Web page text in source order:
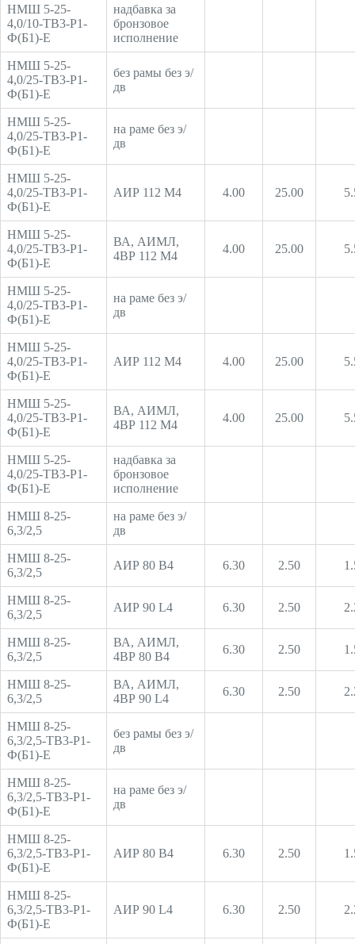
НМШ 5-25-
4,0/10-ТВ3-Р1-
Ф(Б1)-Е
надбавка за
бронзовое
исполнение
НМШ 5-25-
4,0/25-ТВ3-Р1-
Ф(Б1)-Е
без рамы без э/
дв
НМШ 5-25-
4,0/25-ТВ3-Р1-
Ф(Б1)-Е
на раме без э/
дв
НМШ 5-25-
4,0/25-ТВ3-Р1-
Ф(Б1)-Е
АИР 112 М4 4.00 25.00
НМШ 5-25-
4,0/25-ТВ3-Р1-
Ф(Б1)-Е
ВА, АИМЛ,
4ВР 112 М4
4.00 25.00
НМШ 5-25-
4,0/25-ТВ3-Р1-
Ф(Б1)-Е
на раме без э/
дв
НМШ 5-25-
4,0/25-ТВ3-Р1-
Ф(Б1)-Е
АИР 112 М4 4.00 25.00
НМШ 5-25-
4,0/25-ТВ3-Р1-
Ф(Б1)-Е
ВА, АИМЛ,
4ВР 112 М4
4.00 25.00
НМШ 5-25-
4,0/25-ТВ3-Р1-
Ф(Б1)-Е
надбавка за
бронзовое
исполнение
НМШ 8-25-
6,3/2,5
на раме без э/
дв
НМШ 8-25-
6,3/2,5
АИР 80 В4 6.30 2.50
НМШ 8-25-
6,3/2,5
АИР 90 L4 6.30 2.50
НМШ 8-25-
6,3/2,5
ВА, АИМЛ,
4ВР 80 В4
6.30 2.50
НМШ 8-25-
6,3/2,5
ВА, АИМЛ,
4ВР 90 L4
6.30 2.50
НМШ 8-25-
6,3/2,5-ТВ3-Р1-
Ф(Б1)-Е
без рамы без э/
дв
НМШ 8-25-
6,3/2,5-ТВ3-Р1-
Ф(Б1)-Е
на раме без э/
дв
НМШ 8-25-
6,3/2,5-ТВ3-Р1-
Ф(Б1)-Е
АИР 80 В4 6.30 2.50
НМШ 8-25-
6,3/2,5-ТВ3-Р1-
Ф(Б1)-Е
АИР 90 L4 6.30 2.50